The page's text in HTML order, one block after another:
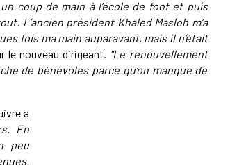
coup de main à l’école de foot et puis
L’ancien président Khaled Masloh m’a
fois ma main auparavant, mais il n’était
nouveau dirigeant. "Le renouvellement
de bénévoles parce qu’on manque de
a
En
peu